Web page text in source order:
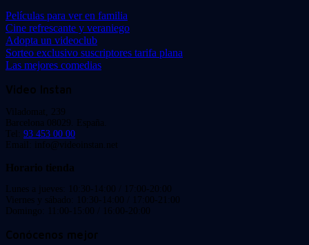
Películas para ver en familia
Cine refrescante y veraniego
Adopta un videoclub
Sorteo exclusivo suscriptores tarifa plana
Las mejores comedias
Video Instan
Viladomat, 239
Barcelona 08029. España.
Tel: 93 453 00 00
Email: info@videoinstan.net
Horario tienda
Lunes a jueves: 10:30-14:00 / 17:00-20:00
Viernes y sábado: 10:30-14:00 / 17:00-21:00
Domingo: 11:00-15:00 / 16:00-20:00
Conócenos mejor